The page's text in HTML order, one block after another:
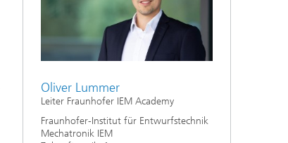
Oliver Lummer
Leiter Fraunhofer IEM Academy
Fraunhofer-Institut für Entwurfstechnik
Mechatronik IEM